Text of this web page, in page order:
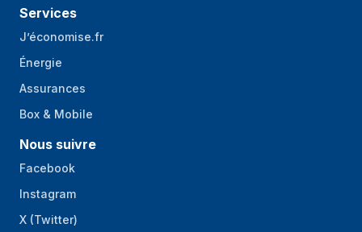
Services
J’économise.fr
Énergie
Assurances
Box & Mobile
Nous suivre
Facebook
Instagram
X (Twitter)